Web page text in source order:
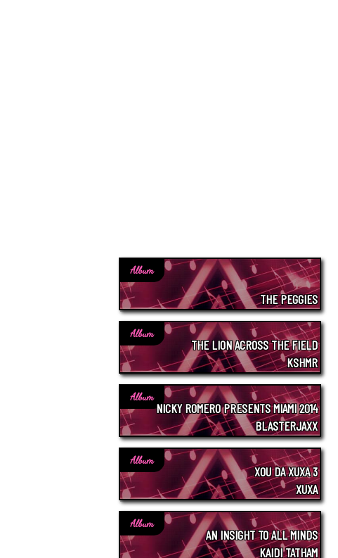
Album
THE PEGGIES
Album
THE LION ACROSS THE FIELD
KSHMR
Album
NICKY ROMERO PRESENTS MIAMI 2014
BLASTERJAXX
Album
XOU DA XUXA 3
XUXA
Album
AN INSIGHT TO ALL MINDS
KAIDI TATHAM